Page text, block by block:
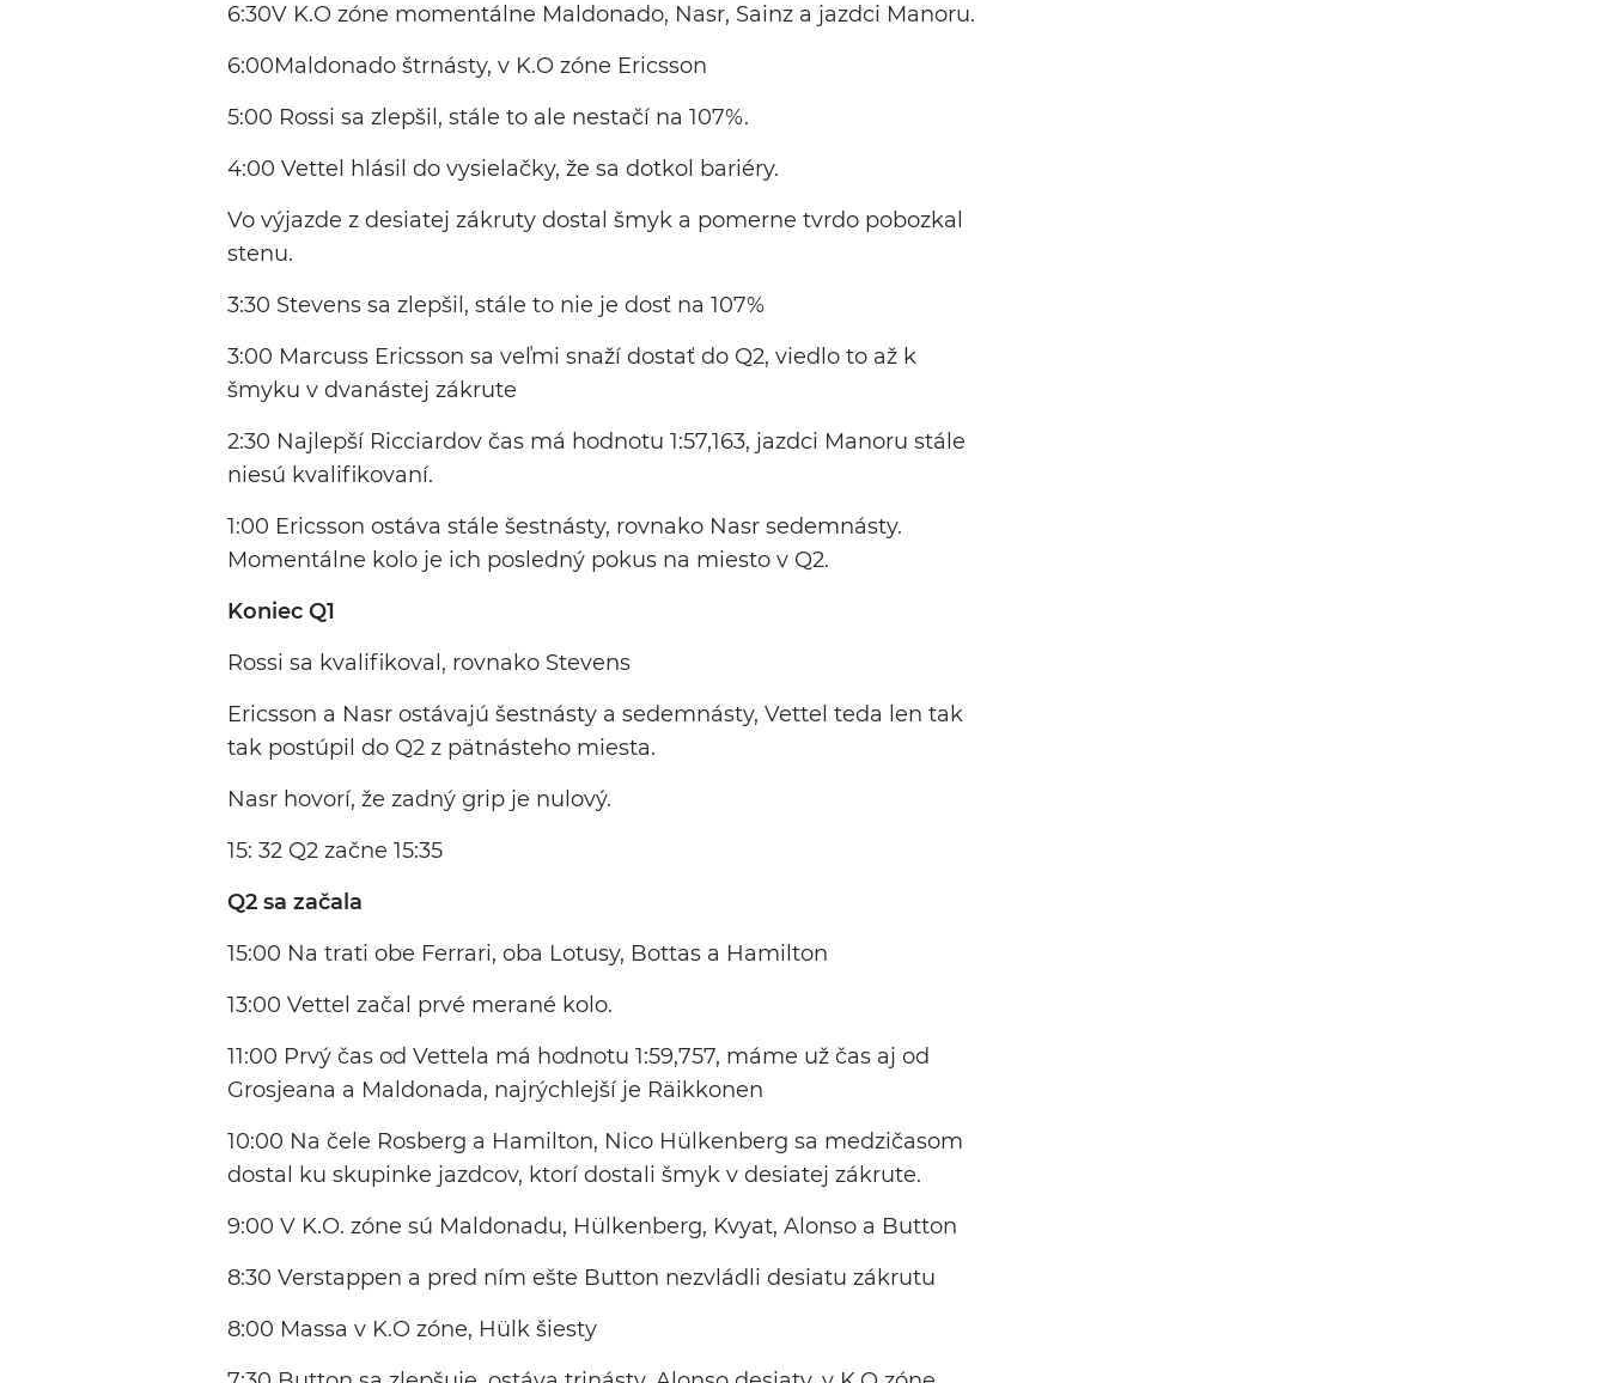
6:30V K.O zóne momentálne Maldonado, Nasr, Sainz a jazdci Manoru.
6:00Maldonado štrnásty, v K.O zóne Ericsson
5:00 Rossi sa zlepšil, stále to ale nestačí na 107%.
4:00 Vettel hlásil do vysielačky, že sa dotkol bariéry.
Vo výjazde z desiatej zákruty dostal šmyk a pomerne tvrdo pobozkal
stenu.
3:30 Stevens sa zlepšil, stále to nie je dosť na 107%
3:00 Marcuss Ericsson sa veľmi snaží dostať do Q2, viedlo to až k
šmyku v dvanástej zákrute
2:30 Najlepší Ricciardov čas má hodnotu 1:57,163, jazdci Manoru stále
niesú kvalifikovaní.
1:00 Ericsson ostáva stále šestnásty, rovnako Nasr sedemnásty.
Momentálne kolo je ich posledný pokus na miesto v Q2.
Koniec Q1
Rossi sa kvalifikoval, rovnako Stevens
Ericsson a Nasr ostávajú šestnásty a sedemnásty, Vettel teda len tak
tak postúpil do Q2 z pätnásteho miesta.
Nasr hovorí, že zadný grip je nulový.
15: 32 Q2 začne 15:35
Q2 sa začala
15:00 Na trati obe Ferrari, oba Lotusy, Bottas a Hamilton
13:00 Vettel začal prvé merané kolo.
11:00 Prvý čas od Vettela má hodnotu 1:59,757, máme už čas aj od
Grosjeana a Maldonada, najrýchlejší je Räikkonen
10:00 Na čele Rosberg a Hamilton, Nico Hülkenberg sa medzičasom
dostal ku skupinke jazdcov, ktorí dostali šmyk v desiatej zákrute.
9:00 V K.O. zóne sú Maldonadu, Hülkenberg, Kvyat, Alonso a Button
8:30 Verstappen a pred ním ešte Button nezvládli desiatu zákrutu
8:00 Massa v K.O zóne, Hülk šiesty